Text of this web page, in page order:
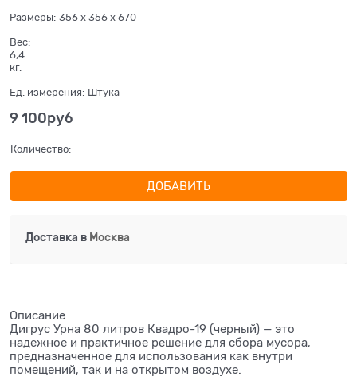
Размеры: 356 x 356 x 670
Вес:
6,4
кг.
Ед. измерения: Штука
9 100руб
Количество:
ДОБАВИТЬ
Доставка в Москва
Описание
Дигрус Урна 80 литров Квадро-19 (черный) — это
надежное и практичное решение для сбора мусора,
предназначенное для использования как внутри
помещений, так и на открытом воздухе.